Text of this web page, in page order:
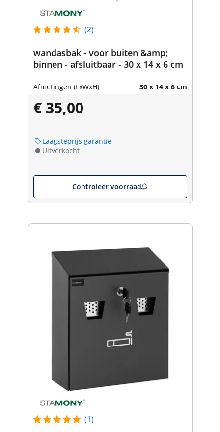
(2)
wandasbak - voor buiten &amp;
binnen - afsluitbaar - 30 x 14 x 6 cm
Afmetingen (LxWxH) 30 x 14 x 6 cm
€ 35,00
Laagsteprijs garantie
Uitverkocht
Controleer voorraad
(1)